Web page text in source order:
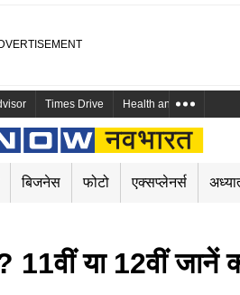
Times Drive Health and Me
बिजनेस फोटो एक्सप्लेनर्स
या 12वीं जानें